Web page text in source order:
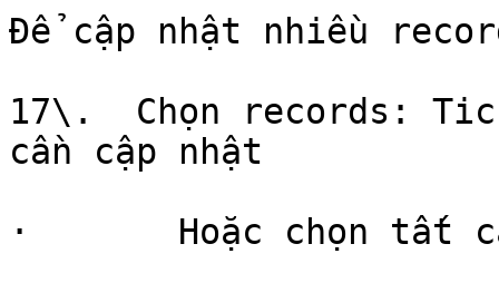
Để cập nhật nhiều
17\.  Chọn records:
cần cập nhật
·       Hoặc chọn tất